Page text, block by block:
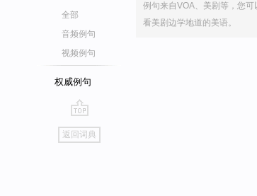
全部
音频例句
视频例句
权威例句
go
top
返回词典
例句来自VOA、美剧等，您可
看美剧边学地道的美语。